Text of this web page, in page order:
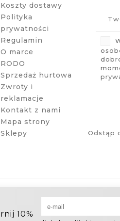
Koszty dostawy
Polityka
prywatności
Regulamin
O marce
RODO
Sprzedaż hurtowa
Zwroty i
reklamacje
Kontakt z nami
Mapa strony
Sklepy
Odstąp